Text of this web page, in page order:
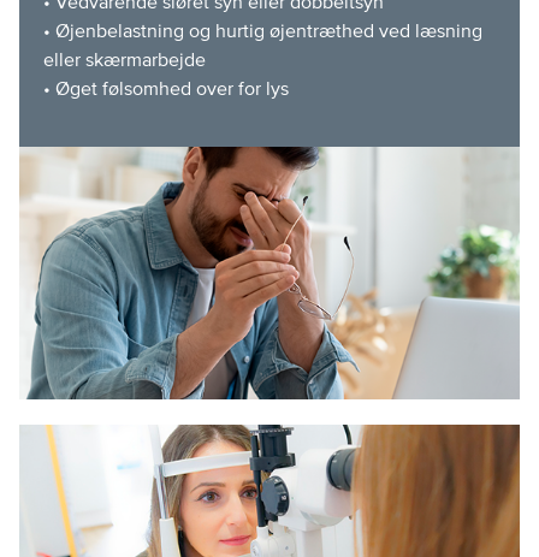
• Øjenbelastning og hurtig øjentræthed ved læsning
eller skærmarbejde
• Øget følsomhed over for lys